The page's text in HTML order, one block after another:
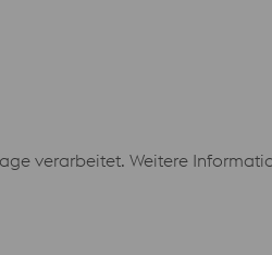
verarbeitet. Weitere